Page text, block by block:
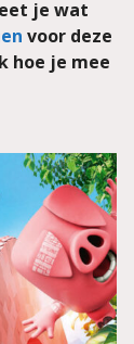
je wat
voor deze
hoe je mee